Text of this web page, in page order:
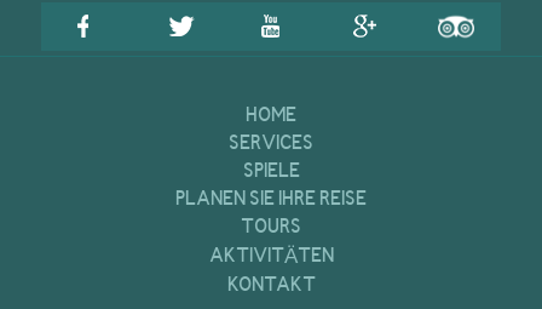
HOME
SERVICES
SPIELE
PLANEN SIE IHRE REISE
TOURS
AKTIVITÄTEN
KONTAKT